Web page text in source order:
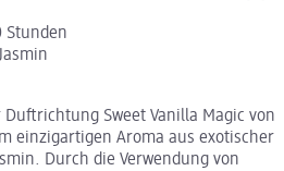
Stunden
Sweet Vanilla Magic von
einzigartigen Aroma aus exotischer
Durch die Verwendung von